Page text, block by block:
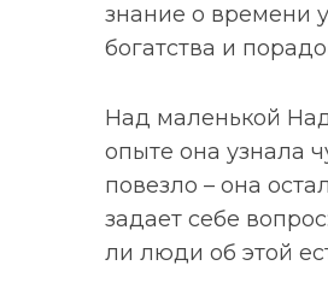
знание о времени
богатства и
Над маленькой
опыте она узнала
повезло – она
задает себе
ли люди об этой